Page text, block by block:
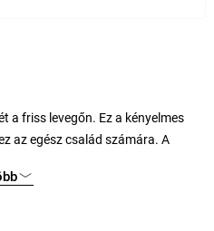
Ez a kényelmes
A
válik az egész